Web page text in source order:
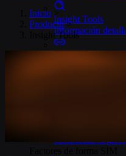
Insight Tools
Información
Integraciones
Certificado según
Inicio >
Producto >
Insight Tools